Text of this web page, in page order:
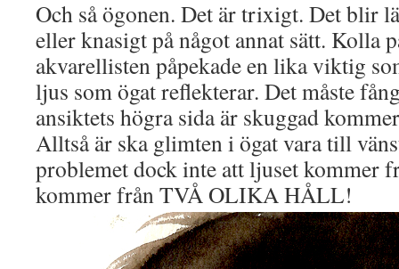
Och så ögonen. Det är trixigt. Det blir
eller knasigt på något annat sätt. Kolla
akvarellisten påpekade en lika viktig
ljus som ögat reflekterar. Det måste
ansiktets högra sida är skuggad
Alltså är ska glimten i ögat vara till
problemet dock inte att ljuset kommer
kommer från TVÅ OLIKA HÅLL!